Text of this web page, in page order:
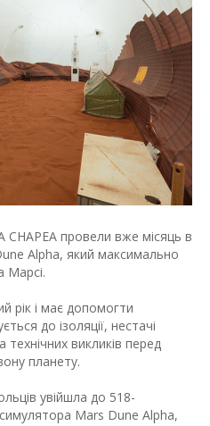
CHAPEA провели вже місяць в
Alpha, який максимально
Марсі.
рік і має допомогти
до ізоляції, нестачі
технічних викликів перед
планету.
увійшла до 518-
Mars Dune Alpha,